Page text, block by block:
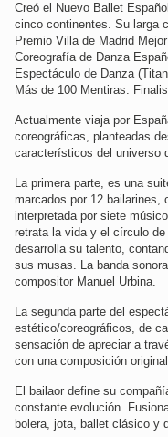
Creó el Nuevo Ballet
cinco continentes. Su larga
Premio Villa de Madrid
Coreografía de Danza
Espectáculo de Danza
Más de 100 Mentiras.
Actualmente viaja por
coreográficas, planteadas
característicos del universo
La primera parte, es una
marcados por 12
interpretada por siete
retrata la vida y el círculo
desarrolla su talento,
sus musas. La banda
compositor Manuel Urbina.
La segunda parte del
estético/coreográficos, de
sensación de apreciar a
con una composición
El bailaor define su
constante evolución.
bolera, jota, ballet clásico y